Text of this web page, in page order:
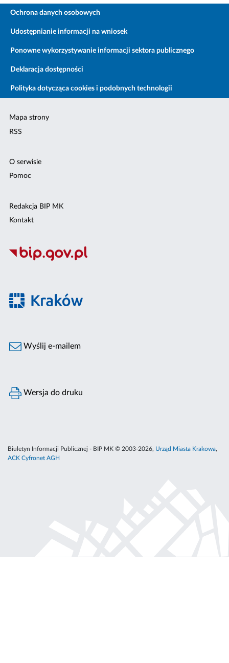
Ochrona danych osobowych
Udostępnianie informacji na wniosek
Ponowne wykorzystywanie informacji sektora publicznego
Deklaracja dostępności
Polityka dotycząca cookies i podobnych technologii
Mapa strony
RSS
O serwisie
Pomoc
Redakcja BIP MK
Kontakt
Wyślij e-mailem
Wersja do druku
Biuletyn Informacji Publicznej - BIP MK © 2003-2026, Urząd Miasta Krakowa,
ACK Cyfronet AGH